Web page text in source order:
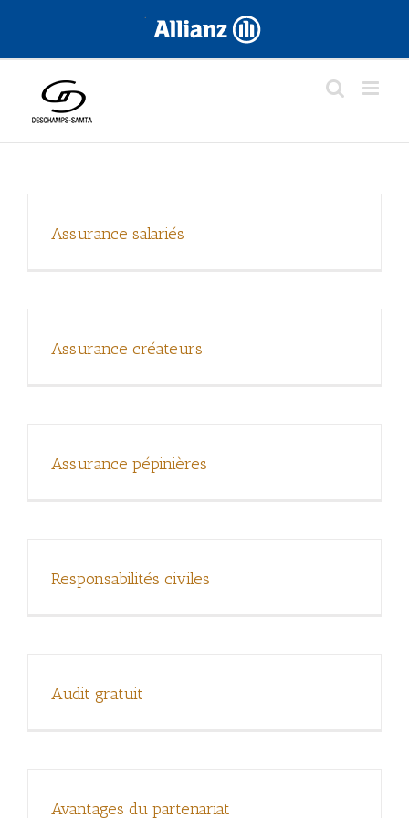
.
Assurance salariés
Assurance créateurs
Assurance pépinières
Responsabilités civiles
Audit gratuit
Avantages du partenariat